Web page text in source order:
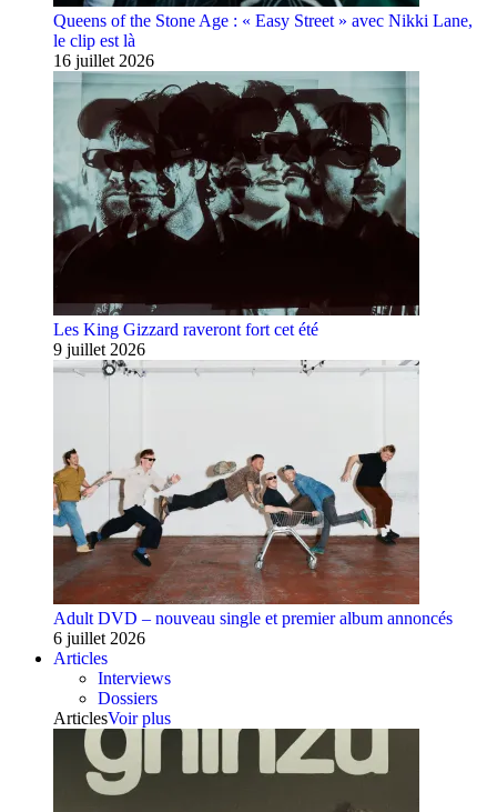
Queens of the Stone Age : « Easy Street » avec Nikki Lane,
le clip est là
16 juillet 2026
Les King Gizzard raveront fort cet été
9 juillet 2026
Adult DVD – nouveau single et premier album annoncés
6 juillet 2026
Articles
Interviews
Dossiers
ArticlesVoir plus